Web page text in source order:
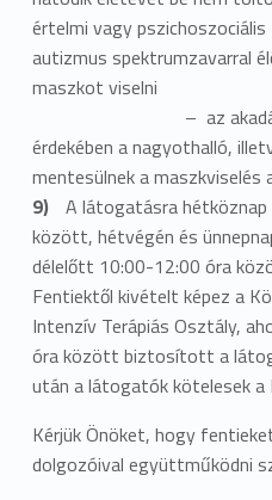
értelmi vagy
autizmus spektrumzavarral
– az
érdekében a nagyothalló,
mentesülnek a maszkviselés
A látogatásra
között, hétvégén és
délelőtt 10:00-12:00 óra
Fentiektől kivételt képez a
Intenzív Terápiás Osztály,
óra között biztosított a
után a látogatók kötelesek
Kérjük Önöket, hogy
dolgozóival együttműködni